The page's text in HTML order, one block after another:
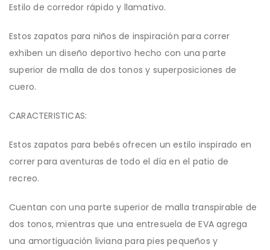
Estilo de corredor rápido y llamativo.
Estos zapatos para niños de inspiración para correr
exhiben un diseño deportivo hecho con una parte
superior de malla de dos tonos y superposiciones de
cuero.
CARACTERISTICAS:
Estos zapatos para bebés ofrecen un estilo inspirado en
correr para aventuras de todo el día en el patio de
recreo.
Cuentan con una parte superior de malla transpirable de
dos tonos, mientras que una entresuela de EVA agrega
una amortiguación liviana para pies pequeños y